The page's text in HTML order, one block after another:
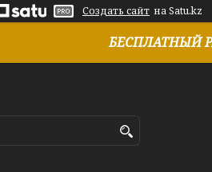
Создать сайт на Satu.kz
БЕСПЛАТНЫЙ